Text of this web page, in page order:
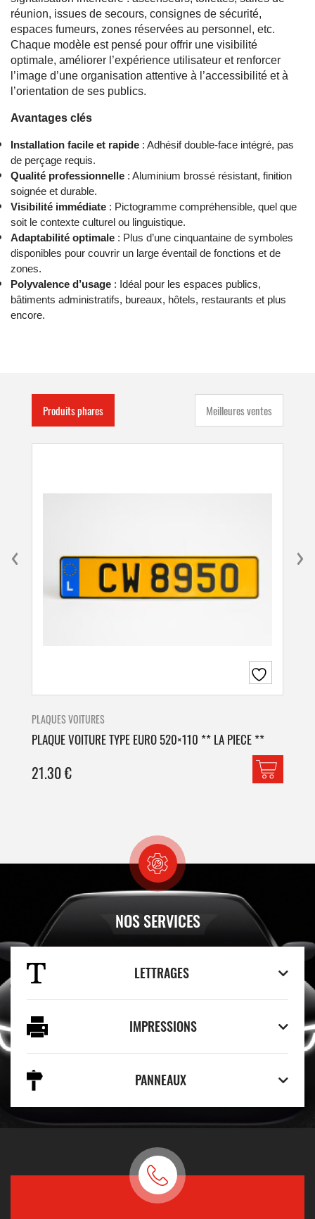
réunion, issues de secours, consignes de sécurité,
espaces fumeurs, zones réservées au personnel, etc.
Chaque modèle est pensé pour offrir une visibilité
optimale, améliorer l’expérience utilisateur et renforcer
l’image d’une organisation attentive à l’accessibilité et à
l’orientation de ses publics.
Avantages clés
Installation facile et rapide : Adhésif double-face intégré, pas
de perçage requis.
Qualité professionnelle : Aluminium brossé résistant, finition
soignée et durable.
Visibilité immédiate : Pictogramme compréhensible, quel que
soit le contexte culturel ou linguistique.
Adaptabilité optimale : Plus d’une cinquantaine de symboles
disponibles pour couvrir un large éventail de fonctions et de
zones.
Polyvalence d’usage : Idéal pour les espaces publics,
bâtiments administratifs, bureaux, hôtels, restaurants et plus
encore.
Produits phares Meilleures ventes
PLAQUES VOITURES
PLAQUE VOITURE TYPE EURO 520×110 ** LA PIECE **
21.30€
NOS SERVICES
LETTRAGES
IMPRESSIONS
PANNEAUX